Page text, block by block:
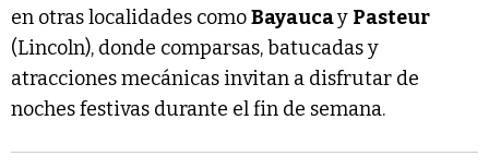
en otras localidades comoBayaucay Pasteur
(Lincoln), donde comparsas, batucadas y
atracciones mecánicas invitan a disfrutar de
noches festivas durante el fin de semana.